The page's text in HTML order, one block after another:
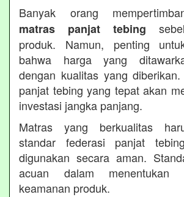
Banyak orang
matras panjat tebing
produk. Namun, penting
bahwa harga yang
dengan kualitas yang
panjat tebing yang tepat akan
investasi jangka panjang.
Matras yang berkualitas
standar federasi panjat
digunakan secara aman.
acuan dalam menentukan
keamanan produk.